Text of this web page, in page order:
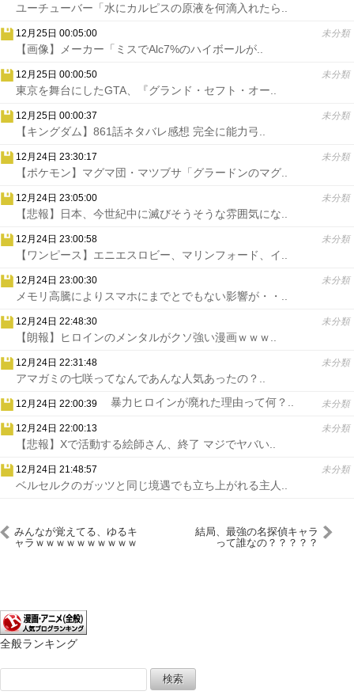
ユーチューバー「水にカルピスの原液を何滴入れたら..
12月25日 00:05:00 未分類
【画像】メーカー「ミスでAlc7%のハイボールが..
12月25日 00:00:50 未分類
東京を舞台にしたGTA、『グランド・セフト・オー..
12月25日 00:00:37 未分類
【キングダム】861話ネタバレ感想 完全に能力弓..
12月24日 23:30:17 未分類
【ポケモン】マグマ団・マツブサ「グラードンのマグ..
12月24日 23:05:00 未分類
【悲報】日本、今世紀中に滅びそうそうな雰囲気にな..
12月24日 23:00:58 未分類
【ワンピース】エニエスロビー、マリンフォード、イ..
12月24日 23:00:30 未分類
メモリ高騰によりスマホにまでとでもない影響が・・..
12月24日 22:48:30 未分類
【朗報】ヒロインのメンタルがクソ強い漫画ｗｗｗ..
12月24日 22:31:48 未分類
アマガミの七咲ってなんであんな人気あったの？..
12月24日 22:00:39 未分類
暴力ヒロインが廃れた理由って何？..
12月24日 22:00:13 未分類
【悲報】Xで活動する絵師さん、終了 マジでヤバい..
12月24日 21:48:57 未分類
ベルセルクのガッツと同じ境遇でも立ち上がれる主人..
みんなが覚えてる、ゆるキ
ャラｗｗｗｗｗｗｗｗｗｗ
結局、最強の名探偵キャラ
って誰なの？？？？？
全般ランキング